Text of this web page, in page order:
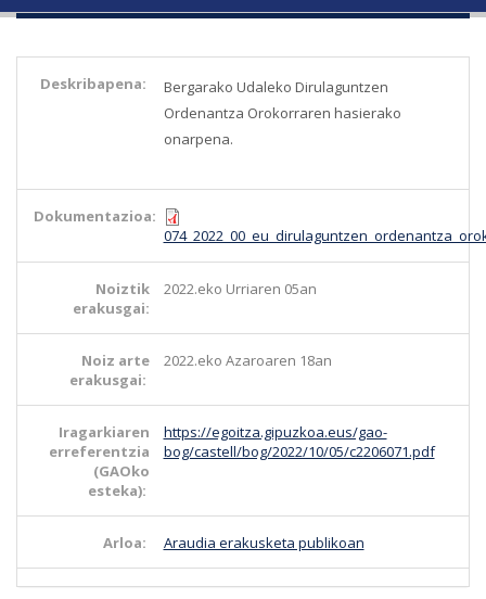
Deskribapena:
Bergarako Udaleko Dirulaguntzen
Ordenantza Orokorraren hasierako
onarpena.
Dokumentazioa:
Noiztik
erakusgai:
2022.eko Urriaren 05an
Noiz arte
erakusgai:
2022.eko Azaroaren 18an
Iragarkiaren
erreferentzia
(GAOko
esteka):
https://egoitza.gipuzkoa.eus/gao-
bog/castell/bog/2022/10/05/c2206071.pdf
Arloa: Araudia erakusketa publikoan